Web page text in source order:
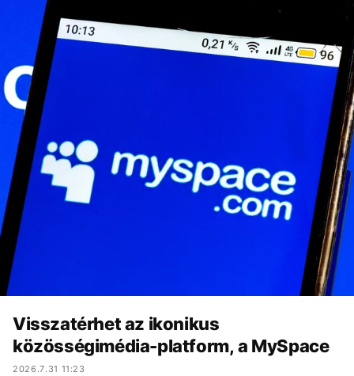
Visszatérhet az ikonikus
közösségimédia-platform, a MySpace
2026.7.31 11:23